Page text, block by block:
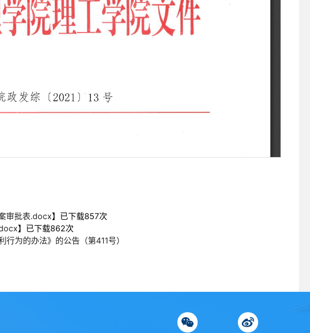
审批表.docx】已下载857次
】已下载862次
为的办法》的公告（第411号）